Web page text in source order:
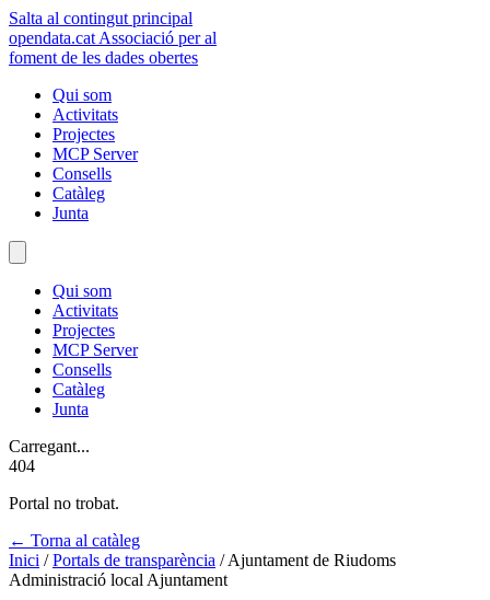
Salta al contingut principal
opendata.cat Associació per al
foment de les dades obertes
Qui som
Activitats
Projectes
MCP Server
Consells
Catàleg
Junta
Qui som
Activitats
Projectes
MCP Server
Consells
Catàleg
Junta
Carregant...
404
Portal no trobat.
← Torna al catàleg
Inici / Portals de transparència / Ajuntament de Riudoms
Administració local Ajuntament